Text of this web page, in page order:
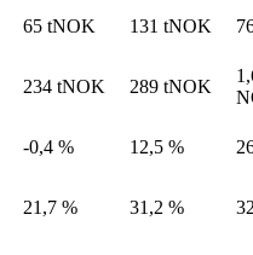
65 tNOK 131 tNOK
234 tNOK 289 tNOK
-0,4 % 12,5 %
21,7 % 31,2 %